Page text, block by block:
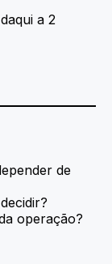
a 2
de
operação?